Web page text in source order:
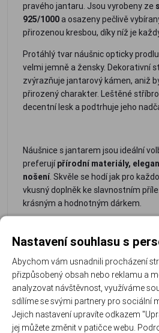
pravého jantaru. Jsou vyrobeny ze
925/1000a osazeny pečlivě
přirozenou kresbou, díky níž je
Protáhlý tvar náušnic opticky
velmi jemně a žensky. Dekorativní
zvýrazňuje jantarový kámen, aniž
přirozený charakter. Leštěné
decentní lesk a podtrhuje jeho
Náušnice s jantarem jsou ideální
preferujípřírodní materiály,
nošení. Skvěle se hodí jak pro
vkusný doplněk ke slavnostním
krásným a hodnotným dárkem.
přírodní
jantar
stříbro
925/1000
elegantní
protáhlý
tvar
Rozměr náušnice: 1.3 cm ( 3.3 cm
Hmotnost náušnic: 2.6 g
Nastavení souhlasu s
Abychom vám usnadnili procházení
přizpůsobený obsah nebo reklamu a
analyzovat návštěvnost, využíváme
sdílíme se svými partnery pro sociální
Jejich nastavení upravíte odkazem
jej můžete změnit v patičce webu.